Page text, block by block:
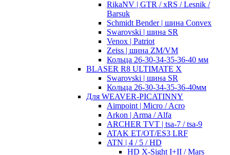
RikaNV | GTR / xRS / Lesnik /
Barsuk
Schmidt Bender | шина Convex
Swarovski | шина SR
Venox | Patriot
Zeiss | шина ZM/VM
Кольца 26-30-34-35-36-40 мм
BLASER R8 ULTIMATE X
Swarovski | шина SR
Кольца 26-30-34-35-36-40мм
Для WEAVER-PICATINNY
Aimpoint | Micro / Acro
Arkon | Arma / Alfa
ARCHER TVT | tsa-7 / tsa-9
ATAK ET/OT/ES3 LRF
ATN | 4 / 5 / HD
HD X-Sight I+II / Mars